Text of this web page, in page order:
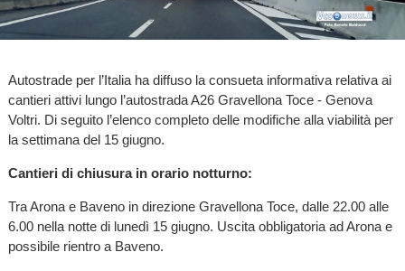
Autostrade per l’Italia ha diffuso la consueta informativa relativa ai
cantieri attivi lungo l’autostrada A26 Gravellona Toce - Genova
Voltri. Di seguito l’elenco completo delle modifiche alla viabilità per
la settimana del 15 giugno.
Cantieri di chiusura in orario notturno:
Tra Arona e Baveno in direzione Gravellona Toce, dalle 22.00 alle
6.00 nella notte di lunedì 15 giugno. Uscita obbligatoria ad Arona e
possibile rientro a Baveno.